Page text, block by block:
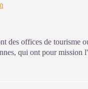
des offices de tourisme
qui ont pour mission